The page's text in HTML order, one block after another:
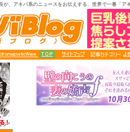
が、アキバ系のニュースをお伝えする、世界で一番「ア